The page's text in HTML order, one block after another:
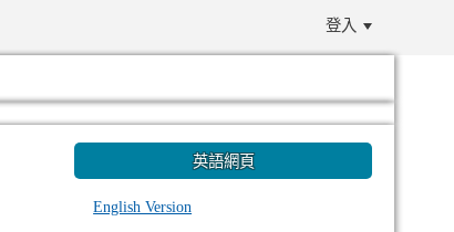
登入
英語網頁
English Version